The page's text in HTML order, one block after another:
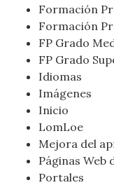
Formación
Formación
FP Grado
FP Grado
Idiomas
Imágenes
Inicio
LomLoe
Mejora del
Páginas Web
Portales